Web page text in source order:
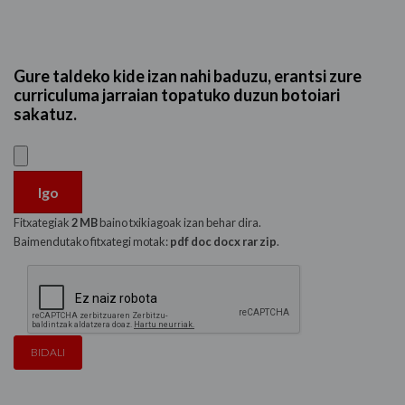
Gure taldeko kide izan nahi baduzu, erantsi zure
curriculuma jarraian topatuko duzun botoiari
sakatuz.
Igo
Fitxategiak2 MBbaino txikiagoak izan behar dira.
Baimendutako fitxategi motak:pdf doc docx rar zip.
BIDALI